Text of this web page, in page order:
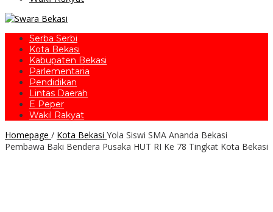
Serba Serbi
Kota Bekasi
Kabupaten Bekasi
Parlementaria
Pendidikan
Lintas Daerah
E Peper
Wakil Rakyat
Homepage / Kota Bekasi Yola Siswi SMA Ananda Bekasi
Pembawa Baki Bendera Pusaka HUT RI Ke 78 Tingkat Kota Bekasi